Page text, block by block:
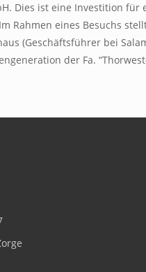
Dies ist eine Investition für
Rahmen eines Besuchs
(Geschäftsführer bei
der Fa.